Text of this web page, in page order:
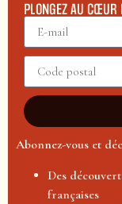
PLONGEZ AU CŒUR
Abonnez-vous et
Des
françaises